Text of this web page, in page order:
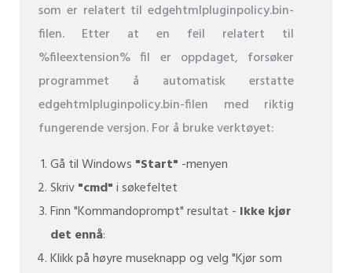
som er relatert til edgehtmlpluginpolicy.bin-
filen. Etter at en feil relatert til
%fileextension% fil er oppdaget, forsøker
programmet å automatisk erstatte
edgehtmlpluginpolicy.bin-filen med riktig
fungerende versjon. For å bruke verktøyet:
Gå til Windows "Start" -menyen
Skriv"cmd"i søkefeltet
Finn "Kommandoprompt" resultat - Ikke kjør
det ennå:
Klikk på høyre museknapp og velg "Kjør som